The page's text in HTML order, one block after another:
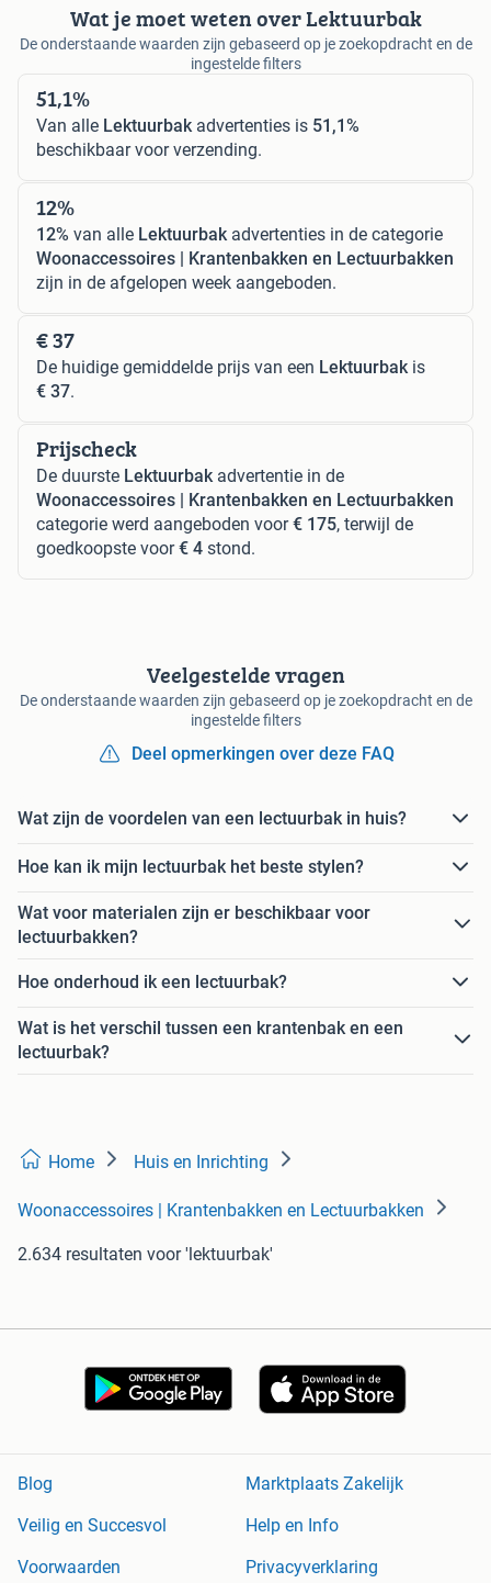
Wat je moet weten over Lektuurbak
De onderstaande waarden zijn gebaseerd op je zoekopdracht en de
ingestelde filters
51,1%
Van alle Lektuurbak advertenties is 51,1%
beschikbaar voor verzending.
12%
12% van alle Lektuurbak advertenties in de categorie
Woonaccessoires | Krantenbakken en Lectuurbakken
zijn in de afgelopen week aangeboden.
€ 37
De huidige gemiddelde prijs van een Lektuurbak is
€ 37.
Prijscheck
De duurste Lektuurbak advertentie in de
Woonaccessoires | Krantenbakken en Lectuurbakken
categorie werd aangeboden voor€ 175, terwijl de
goedkoopste voor€ 4 stond.
Veelgestelde vragen
De onderstaande waarden zijn gebaseerd op je zoekopdracht en de
ingestelde filters
Deel opmerkingen over deze FAQ
Wat zijn de voordelen van een lectuurbak in huis?
Hoe kan ik mijn lectuurbak het beste stylen?
Wat voor materialen zijn er beschikbaar voor
lectuurbakken?
Hoe onderhoud ik een lectuurbak?
Wat is het verschil tussen een krantenbak en een
lectuurbak?
Home Huis en Inrichting
Woonaccessoires | Krantenbakken en Lectuurbakken
2.634 resultaten voor 'lektuurbak'
Blog
Marktplaats Zakelijk
Veilig en Succesvol
Help en Info
Voorwaarden
Privacyverklaring